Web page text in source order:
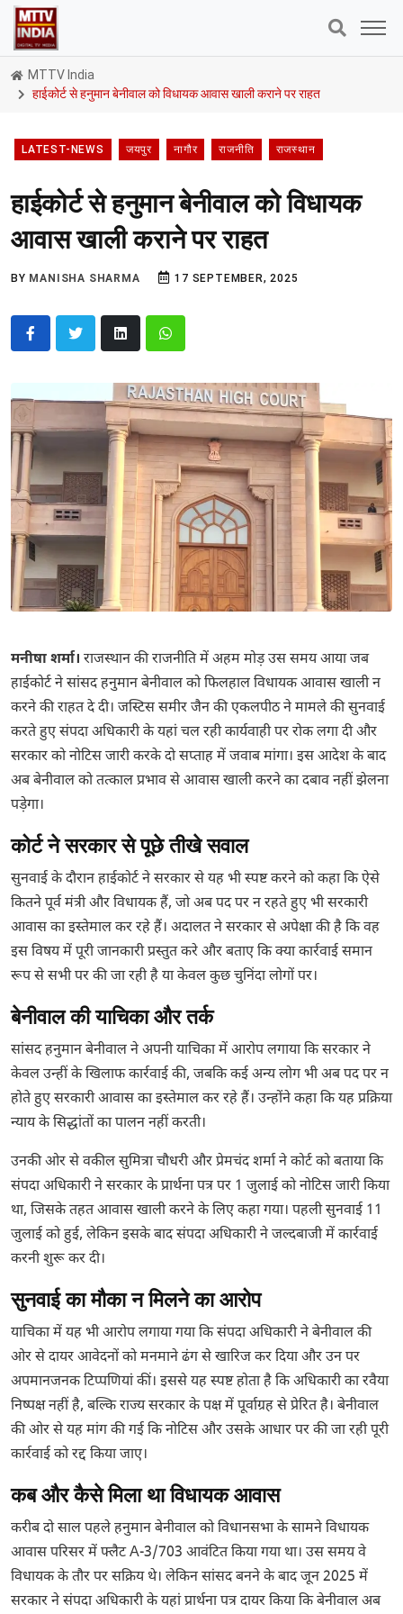
MTTV India
हाईकोर्ट से हनुमान बेनीवाल को विधायक आवास खाली कराने पर राहत
LATEST-NEWS जयपुर नागौर राजनीति राजस्थान
हाईकोर्ट से हनुमान बेनीवाल को विधायक
आवास खाली कराने पर राहत
BY MANISHA SHARMA 17 SEPTEMBER, 2025
मनीषा शर्मा। राजस्थान की राजनीति में अहम मोड़ उस समय आया जब
हाईकोर्ट ने सांसद हनुमान बेनीवाल को फिलहाल विधायक आवास खाली न
करने की राहत दे दी। जस्टिस समीर जैन की एकलपीठ ने मामले की सुनवाई
करते हुए संपदा अधिकारी के यहां चल रही कार्यवाही पर रोक लगा दी और
सरकार को नोटिस जारी करके दो सप्ताह में जवाब मांगा। इस आदेश के बाद
अब बेनीवाल को तत्काल प्रभाव से आवास खाली करने का दबाव नहीं झेलना
पड़ेगा।
कोर्ट ने सरकार से पूछे तीखे सवाल
सुनवाई के दौरान हाईकोर्ट ने सरकार से यह भी स्पष्ट करने को कहा कि ऐसे
कितने पूर्व मंत्री और विधायक हैं, जो अब पद पर न रहते हुए भी सरकारी
आवास का इस्तेमाल कर रहे हैं। अदालत ने सरकार से अपेक्षा की है कि वह
इस विषय में पूरी जानकारी प्रस्तुत करे और बताए कि क्या कार्रवाई समान
रूप से सभी पर की जा रही है या केवल कुछ चुनिंदा लोगों पर।
बेनीवाल की याचिका और तर्क
सांसद हनुमान बेनीवाल ने अपनी याचिका में आरोप लगाया कि सरकार ने
केवल उन्हीं के खिलाफ कार्रवाई की, जबकि कई अन्य लोग भी अब पद पर न
होते हुए सरकारी आवास का इस्तेमाल कर रहे हैं। उन्होंने कहा कि यह प्रक्रिया
न्याय के सिद्धांतों का पालन नहीं करती।
उनकी ओर से वकील सुमित्रा चौधरी और प्रेमचंद शर्मा ने कोर्ट को बताया कि
संपदा अधिकारी ने सरकार के प्रार्थना पत्र पर 1 जुलाई को नोटिस जारी किया
था, जिसके तहत आवास खाली करने के लिए कहा गया। पहली सुनवाई 11
जुलाई को हुई, लेकिन इसके बाद संपदा अधिकारी ने जल्दबाजी में कार्रवाई
करनी शुरू कर दी।
सुनवाई का मौका न मिलने का आरोप
याचिका में यह भी आरोप लगाया गया कि संपदा अधिकारी ने बेनीवाल की
ओर से दायर आवेदनों को मनमाने ढंग से खारिज कर दिया और उन पर
अपमानजनक टिप्पणियां कीं। इससे यह स्पष्ट होता है कि अधिकारी का रवैया
निष्पक्ष नहीं है, बल्कि राज्य सरकार के पक्ष में पूर्वाग्रह से प्रेरित है। बेनीवाल
की ओर से यह मांग की गई कि नोटिस और उसके आधार पर की जा रही पूरी
कार्रवाई को रद्द किया जाए।
कब और कैसे मिला था विधायक आवास
करीब दो साल पहले हनुमान बेनीवाल को विधानसभा के सामने विधायक
आवास परिसर में फ्लैट A-3/703 आवंटित किया गया था। उस समय वे
विधायक के तौर पर सक्रिय थे। लेकिन सांसद बनने के बाद जून 2025 में
सरकार ने संपदा अधिकारी के यहां प्रार्थना पत्र दायर किया कि बेनीवाल अब